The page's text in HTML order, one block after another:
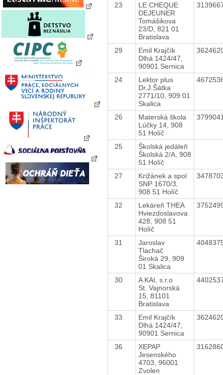
23
LE CHEQUE
DEJEUNER
Tomášikova
23/D, 821 01
Bratislava
29
Emil Krajčík
Dlhá 1424/47,
90901 Sernica
24
Lektor plus
Dr.J.Šátka
2771/10, 909 01
Skalica
26
Materská škola
Lúčky 14, 908
51 Holíč
25
Školská jedáleň
Školská 2/A, 908
51 Holíč
27
Križánek a spol
SNP 1670/3,
908 51 Holíč
32
Lekáreň THEA
Hviezdoslavova
428, 908 51
Holíč
31
Jaroslav
Tlachač
Široká 29, 909
01 Skalica
30
A KAI, s.r.o
St. Vajnorská
15, 81101
Bratislava
33
Emil Krajčík
Dlhá 1424/47,
90901 Sernica
36
XEPAP
Jesenského
4703, 96001
Zvolen